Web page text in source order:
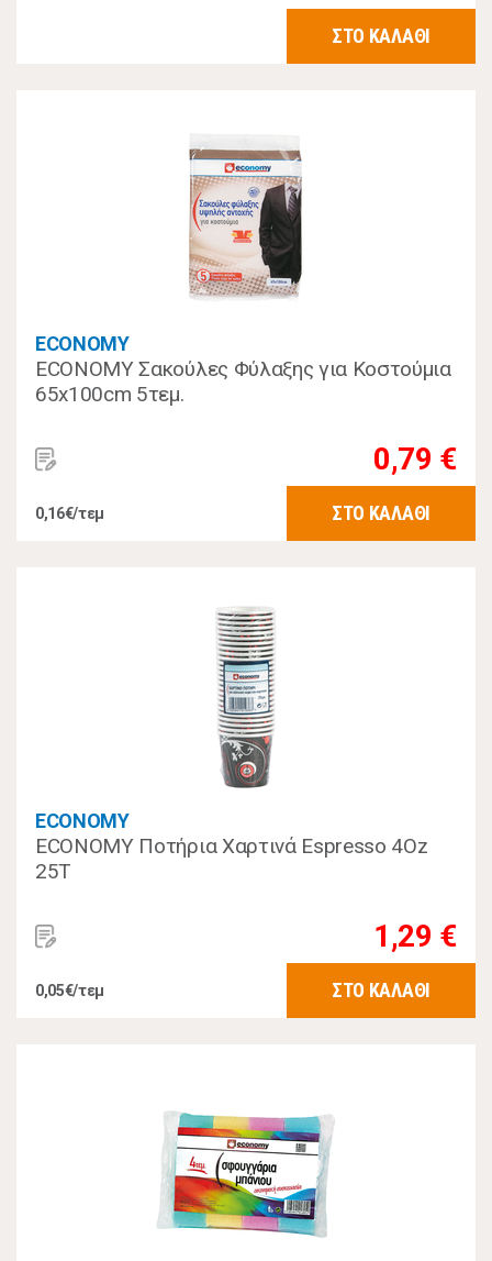
ΣΤΟ ΚΑΛΑΘΙ
ECONOMY
ECONOMY Σακούλες Φύλαξης για Κοστούμια
65x100cm 5τεμ.
0,79 €
0,16€/τεμ ΣΤΟ ΚΑΛΑΘΙ
ECONOMY
ECONOMY Ποτήρια Χαρτινά Espresso 4Oz
25T
1,29 €
0,05€/τεμ ΣΤΟ ΚΑΛΑΘΙ